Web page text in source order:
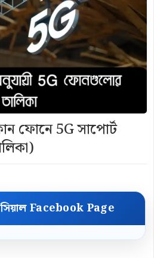
ফোনে 5G সাপোর্ট
Facebook Page